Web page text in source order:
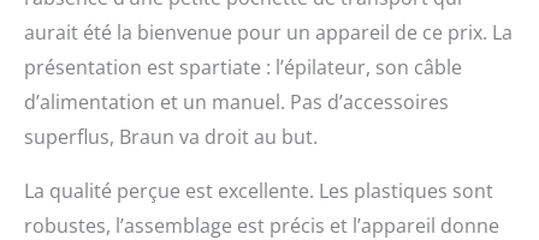
aurait été la bienvenue pour un appareil de ce prix. La
présentation est spartiate : l’épilateur, son câble
d’alimentation et un manuel. Pas d’accessoires
superflus, Braun va droit au but.
La qualité perçue est excellente. Les plastiques sont
robustes, l’assemblage est précis et l’appareil donne